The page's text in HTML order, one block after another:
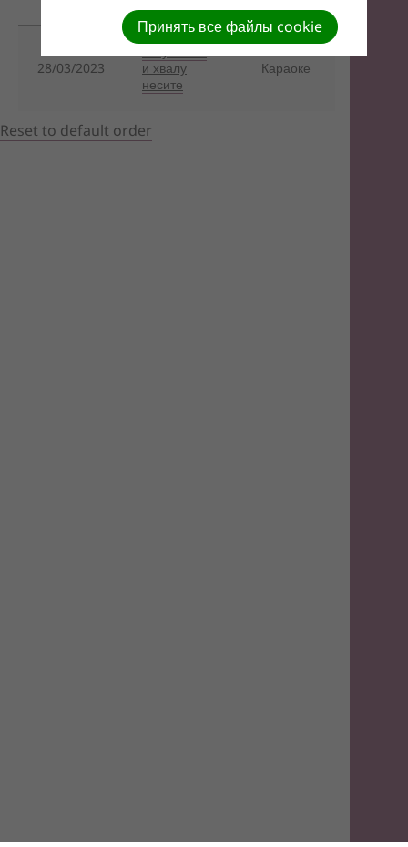
28/03/2023
и хвалу
несите
Караоке
Reset to default order
Принять все файлы cookie